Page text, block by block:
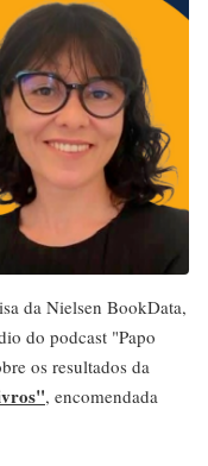
da Nielsen BookData,
do podcast "Papo
os resultados da
, encomendada